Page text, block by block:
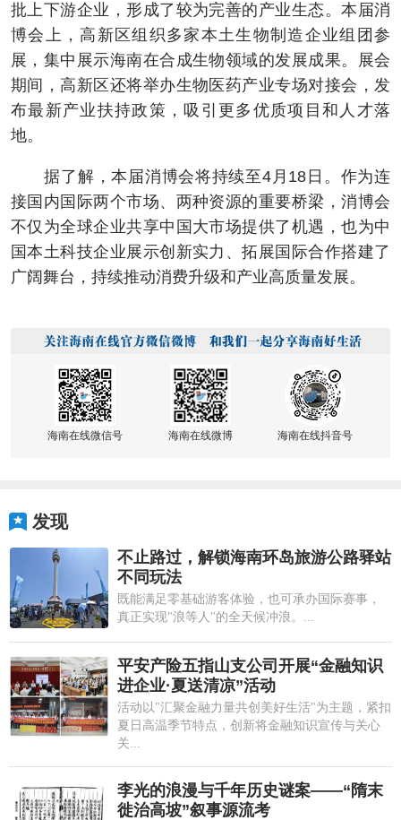
批上下游企业，形成了较为完善的产业生态。本届消
博会上，高新区组织多家本土生物制造企业组团参
展，集中展示海南在合成生物领域的发展成果。展会
期间，高新区还将举办生物医药产业专场对接会，发
布最新产业扶持政策，吸引更多优质项目和人才落
地。
据了解，本届消博会将持续至4月18日。作为连
接国内国际两个市场、两种资源的重要桥梁，消博会
不仅为全球企业共享中国大市场提供了机遇，也为中
国本土科技企业展示创新实力、拓展国际合作搭建了
广阔舞台，持续推动消费升级和产业高质量发展。
海南在线微信号 海南在线微博 海南在线抖音号
发现
不止路过，解锁海南环岛旅游公路驿站
不同玩法
既能满足零基础游客体验，也可承办国际赛事，
真正实现"浪等人"的全天候冲浪。...
平安产险五指山支公司开展“金融知识
进企业·夏送清凉”活动
活动以"汇聚金融力量共创美好生活"为主题，紧扣
夏日高温季节特点，创新将金融知识宣传与关心
关...
李光的浪漫与千年历史谜案——“隋末
徙治高坡”叙事源流考